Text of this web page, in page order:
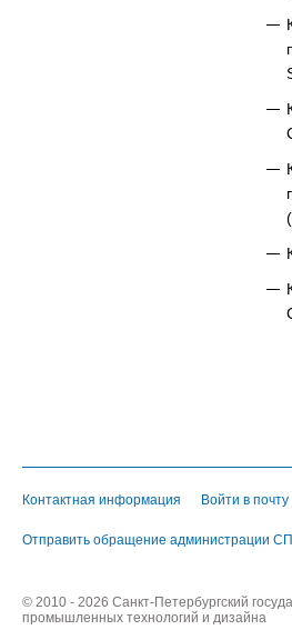
Контактная информация Войти в почту
Отправить обращение администрации
© 2010 - 2026 Санкт-Петербургский
промышленных технологий и дизайна